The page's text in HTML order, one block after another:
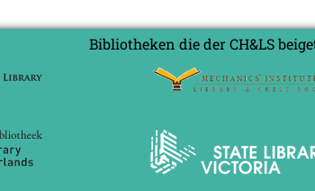
Bibliotheken die der CH&LS